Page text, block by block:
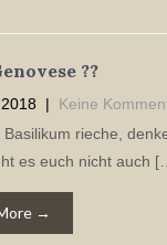
??
| Keine
rieche,
es euch nicht auch
→